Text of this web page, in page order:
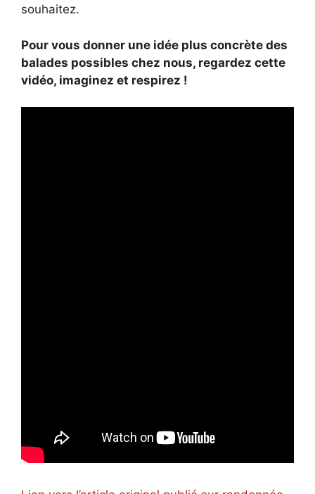
souhaitez.
Pour vous donner une idée plus concrète des
balades possibles chez nous, regardez cette
vidéo, imaginez et respirez !